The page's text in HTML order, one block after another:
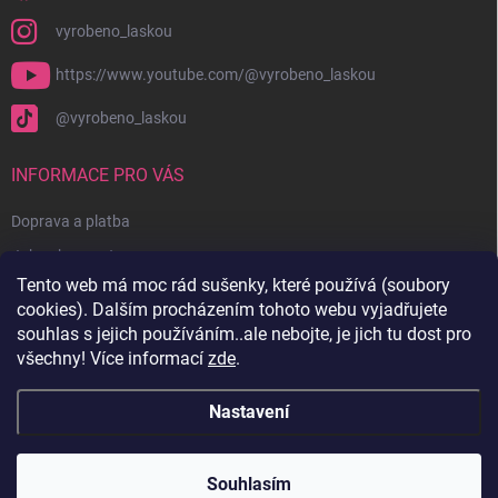
Tento web má moc rád sušenky, které používá (soubory
cookies). Dalším procházením tohoto webu vyjadřujete
souhlas s jejich používáním..ale nebojte, je jich tu dost pro
všechny! Více informací zde.
Nastavení
Souhlasím
vyrobeno_laskou
https://www.youtube.com/@vyrobeno_laskou
@vyrobeno_laskou
INFORMACE PRO VÁS
Doprava a platba
Jak nakupovat
Obchodní podmínky + reklamační řád
Ochrana osobních údajů
Kontakty
Vyrobenolaskou.cz . Všechna práva vyhrazena.